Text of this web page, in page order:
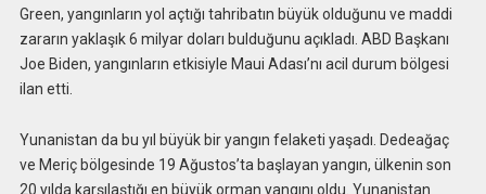
Green, yangınların yol açtığı tahribatın büyük olduğunu ve maddi
zararın yaklaşık 6 milyar doları bulduğunu açıkladı. ABD Başkanı
Joe Biden, yangınların etkisiyle Maui Adası’nı acil durum bölgesi
ilan etti.
Yunanistan da bu yıl büyük bir yangın felaketi yaşadı. Dedeağaç
ve Meriç bölgesinde 19 Ağustos’ta başlayan yangın, ülkenin son
20 yılda karşılaştığı en büyük orman yangını oldu. Yunanistan